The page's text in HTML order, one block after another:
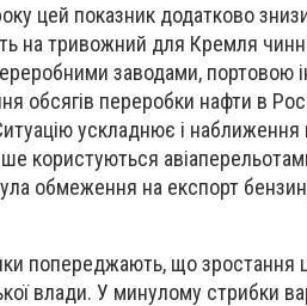
цей показник додатково
на тривожний для Кремля
заводами, портовою
обсягів переробки нафти в
ускладнює і наближення
користуються
обмеження на експорт
попереджають, що зростання
влади. У минулому стрибки